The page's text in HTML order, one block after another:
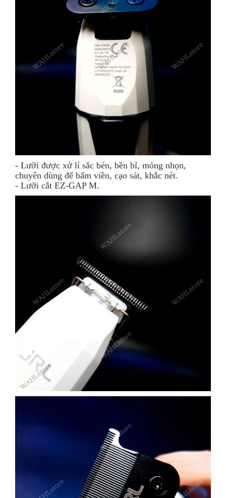
- Lưỡi được xử lí sắc bén, bền bỉ, mỏng nhọn,
chuyên dùng để bấm viền, cạo sát, khắc nét.
- Lưỡi cắt EZ-GAP M.